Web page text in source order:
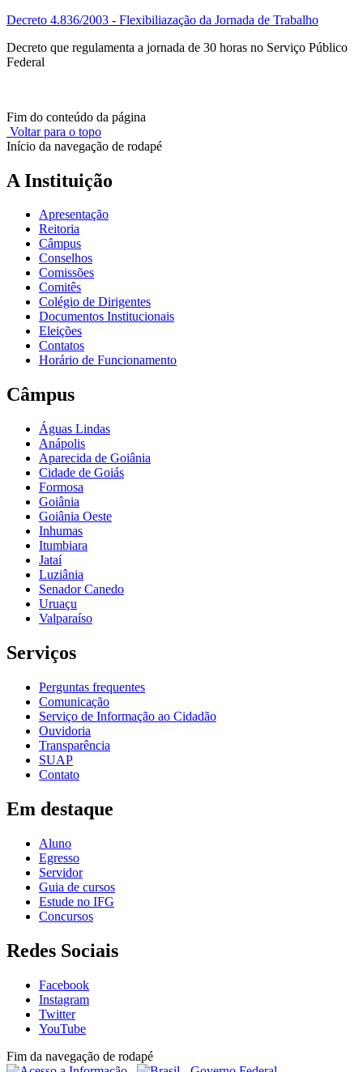
Decreto 4.836/2003 - Flexibiliazação da Jornada de Trabalho
Decreto que regulamenta a jornada de 30 horas no Serviço Público
Federal
Fim do conteúdo da página
Voltar para o topo
Início da navegação de rodapé
A Instituição
Apresentação
Reitoria
Câmpus
Conselhos
Comissões
Comitês
Colégio de Dirigentes
Documentos Institucionais
Eleições
Contatos
Horário de Funcionamento
Câmpus
Águas Lindas
Anápolis
Aparecida de Goiânia
Cidade de Goiás
Formosa
Goiânia
Goiânia Oeste
Inhumas
Itumbiara
Jataí
Luziânia
Senador Canedo
Uruaçu
Valparaíso
Serviços
Perguntas frequentes
Comunicação
Serviço de Informação ao Cidadão
Ouvidoria
Transparência
SUAP
Contato
Em destaque
Aluno
Egresso
Servidor
Guia de cursos
Estude no IFG
Concursos
Redes Sociais
Facebook
Instagram
Twitter
YouTube
Fim da navegação de rodapé